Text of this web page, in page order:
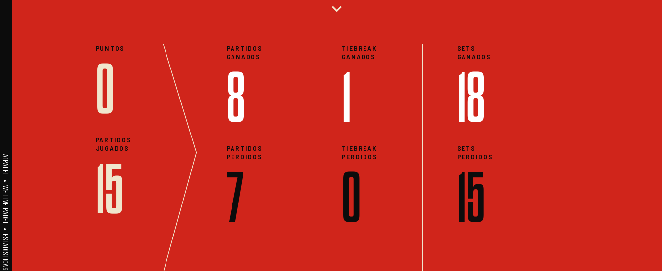
A1PADEL • WE LIVE PADEL • ESTADISTICAS
expand_more
PUNTOS
0
PARTIDOS
JUGADOS
15
PARTIDOS
GANADOS
8
PARTIDOS
PERDIDOS
7
TIEBREAK
GANADOS
1
TIEBREAK
PERDIDOS
0
SETS
GANADOS
18
SETS
PERDIDOS
15